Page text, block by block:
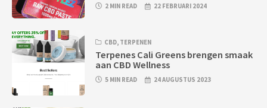
2 MIN READ 22 FEBRUARI 2024
CBD, TERPENEN
Terpenes Cali Greens brengen smaak
aan CBD Wellness
5 MIN READ 24 AUGUSTUS 2023